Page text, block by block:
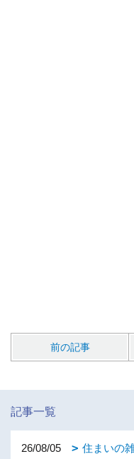
前の記事
記事一覧
26/08/05 住まいの